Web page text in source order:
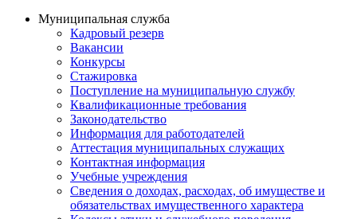
Муниципальная служба
Кадровый резерв
Вакансии
Конкурсы
Стажировка
Поступление на муниципальную службу
Квалификационные требования
Законодательство
Информация для работодателей
Аттестация муниципальных служащих
Контактная информация
Учебные учреждения
Сведения о доходах, расходах, об имуществе и
обязательствах имущественного характера